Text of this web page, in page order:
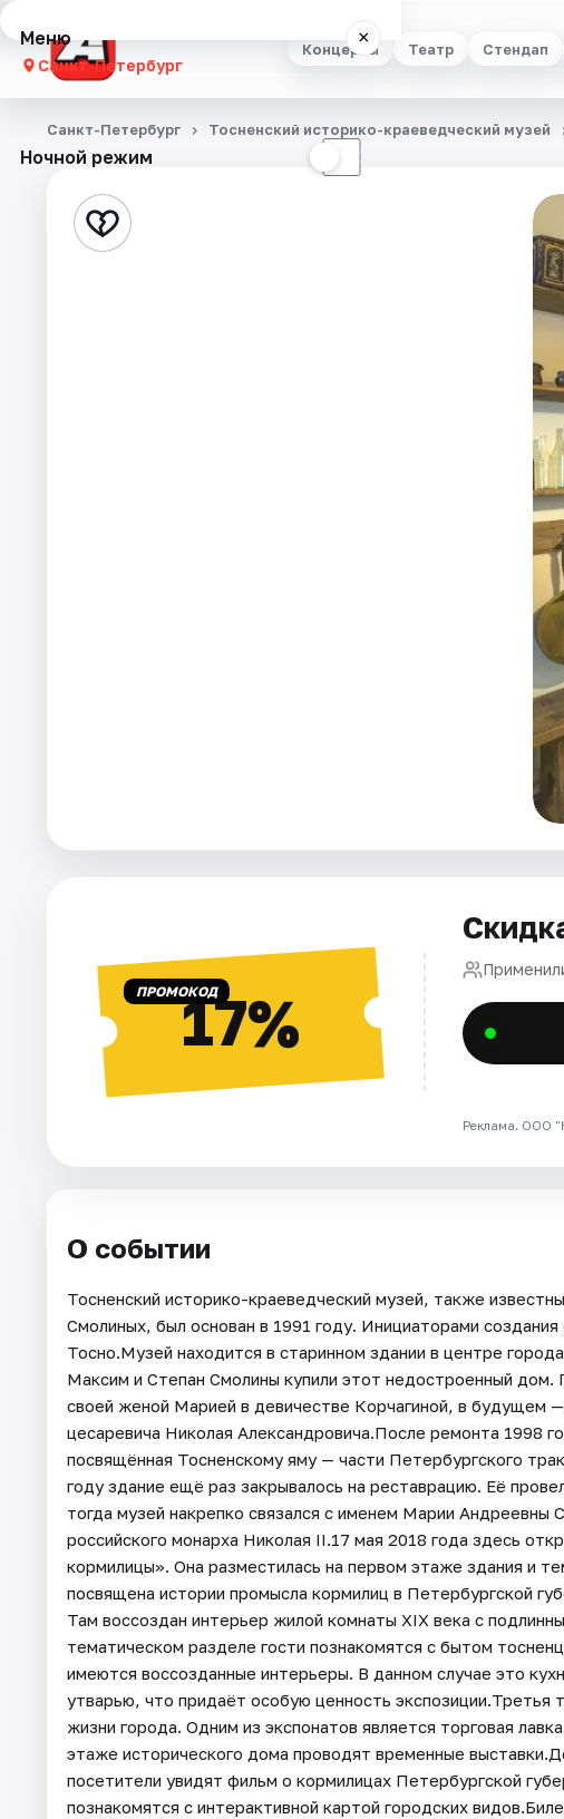
Концерты Театр Стендап
Меню ×
Санкт-Петербург
Концерты
Стендап
Ночной режим ☾
Санкт-Петербург Тосненский историко-краеведческий музей
ПРОМОКОД17%
Реклама. ООО
О событии
Тосненский историко-краеведческий музей, также
Смолиных, был основан в 1991 году. Инициаторами
Тосно.Музей находится в старинном здании в центре
Максим и Степан Смолины купили этот недостроенный
своей женой Марией в девичестве Корчагиной, в будущем
цесаревича Николая Александровича.После ремонта 1998
посвящённая Тосненскому яму — части Петербургского
году здание ещё раз закрывалось на реставрацию. Её
тогда музей накрепко связался с именем Марии Андреевны
российского монарха Николая II.17 мая 2018 года здесь
кормилицы». Она разместилась на первом этаже здания и
посвящена истории промысла кормилиц в Петербургской
Там воссоздан интерьер жилой комнаты XIX века с
тематическом разделе гости познакомятся с бытом
имеются воссозданные интерьеры. В данном случае это
утварью, что придаёт особую ценность экспозиции.Третья
жизни города. Одним из экспонатов является торговая
этаже исторического дома проводят временные
посетители увидят фильм о кормилицах Петербургской
познакомятся с интерактивной картой городских